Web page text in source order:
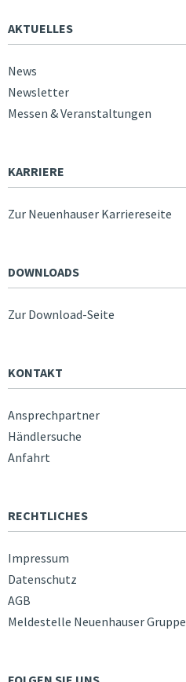
AKTUELLES
News
Newsletter
Messen & Veranstaltungen
KARRIERE
Zur Neuenhauser Karriereseite
DOWNLOADS
Zur Download-Seite
KONTAKT
Ansprechpartner
Händlersuche
Anfahrt
RECHTLICHES
Impressum
Datenschutz
AGB
Meldestelle Neuenhauser Gruppe